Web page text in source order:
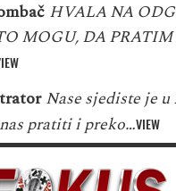
HVALA NA
MOGU, DA PRATIM
Nase sjediste je
pratiti i preko…VIEW